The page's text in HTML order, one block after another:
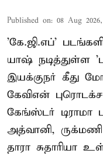
Published on: 08 Aug
'கே.ஜி.எப்'
யாஷ் நடித்துள்ள
இயக்குநர் கீது
கேவிஎன்
கேங்ஸ்டர் டிராமா
அத்வானி,
தாரா சுதாரியா